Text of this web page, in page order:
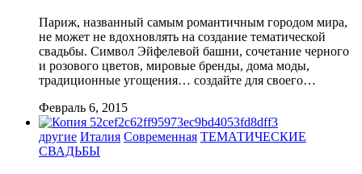
Париж, названный самым романтичным городом мира,
не может не вдохновлять на создание тематической
свадьбы. Символ Эйфелевой башни, сочетание черного
и розового цветов, мировые бренды, дома моды,
традиционные угощения… создайте для своего…
Февраль 6, 2015
другие Италия Современная ТЕМАТИЧЕСКИЕ
СВАДЬБЫ